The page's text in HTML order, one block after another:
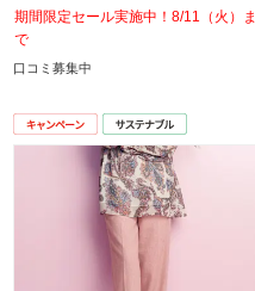
期間限定セール実施中！8/11（火）ま
で
口コミ募集中